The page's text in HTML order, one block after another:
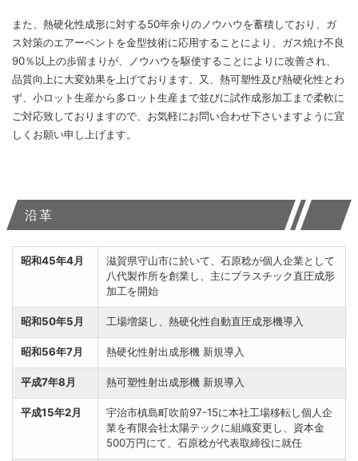
また、熱硬化性成形に対する50年余りのノウハウを蓄積しており、ガ
ス対策のエアーベントを金型技術に応用することにより、ガス焼け不良
90％以上の歩留まりが、ノウハウを駆使することによりに改善され、
品質向上に大変効果を上げております。又、熱可塑性及び熱硬化性とわ
ず、小ロット生産から多ロット生産まで並びに試作成形加工まで柔軟に
ご対応致しておりますので、お気軽にお問い合わせ下さいますように宜
しくお願い申し上げます。
沿革
昭和45年4月
滋賀県守山市に於いて、石原稔が個人企業として
八代製作所を創業し、主にプラスチック直圧成形
加工を開始
昭和50年5月 工場増築し、熱硬化性自動直圧成形機導入
昭和56年7月 熱硬化性射出成形機 新規導入
平成7年8月 熱可塑性射出成形機 新規導入
平成15年2月
宇治市槙島町吹前97-15に本社工場移転し個人企
業を有限会社太陽テックに組織変更し、資本金
500万円にて、石原稔が代表取締役に就任